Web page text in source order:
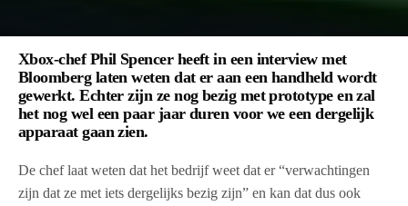
Xbox-chef Phil Spencer heeft in een interview met
Bloomberg laten weten dat er aan een handheld wordt
gewerkt. Echter zijn ze nog bezig met prototype en zal
het nog wel een paar jaar duren voor we een dergelijk
apparaat gaan zien.
De chef laat weten dat het bedrijf weet dat er “verwachtingen
zijn dat ze met iets dergelijks bezig zijn” en kan dat dus ook